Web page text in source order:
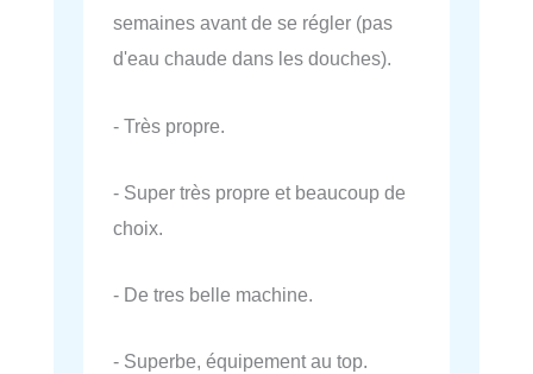
semaines avant de se régler (pas
d'eau chaude dans les douches).
- Très propre.
- Super très propre et beaucoup de
choix.
- De tres belle machine.
- Superbe, équipement au top.